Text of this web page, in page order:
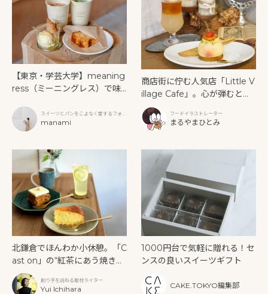
【東京・学芸大学】meaning
ress（ミーニングレス）で味
子と居心地のよい時間
スイーツとパンをこよなく愛するフォト
グラファー
manami
商店街に佇む人気店「Little V
illage Cafe」。心が弾むとき
めきの桃スイーツ
フードイラストレーター
まるやまひとみ
北鎌倉でほんわか小休憩。「C
ast on」の“紅茶にあう焼き菓
子”と過ごす穏やかな時間
創り手を訪ねる取材ライター
Yui Ichihara
1000円台で気軽に贈れる！セ
ンスの良いスイーツギフト
CAKE.TOKYO編集部